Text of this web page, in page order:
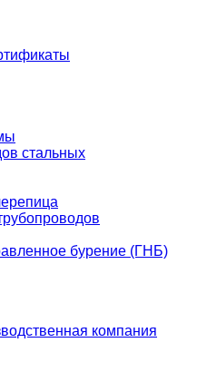
стальных
бурение (ГНБ)
компания